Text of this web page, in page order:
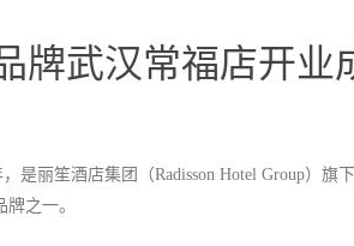
牌武汉常福店开业
是丽笙酒店集团（Radisson Hotel Group）旗
之一。